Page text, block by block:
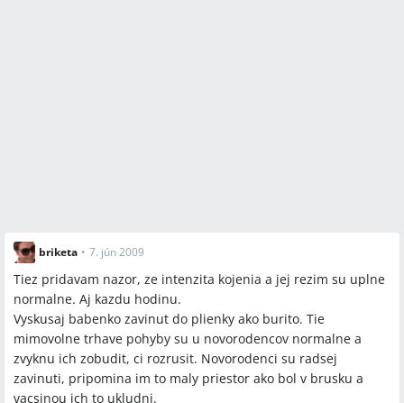
briketa • 7. jún 2009
Tiez pridavam nazor, ze intenzita kojenia a jej rezim su uplne
normalne. Aj kazdu hodinu.
Vyskusaj babenko zavinut do plienky ako burito. Tie
mimovolne trhave pohyby su u novorodencov normalne a
zvyknu ich zobudit, ci rozrusit. Novorodenci su radsej
zavinuti, pripomina im to maly priestor ako bol v brusku a
vacsinou ich to ukludni.